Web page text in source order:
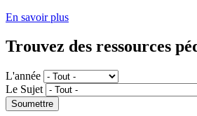
En savoir plus
Trouvez des ressources
L'année
Le Sujet